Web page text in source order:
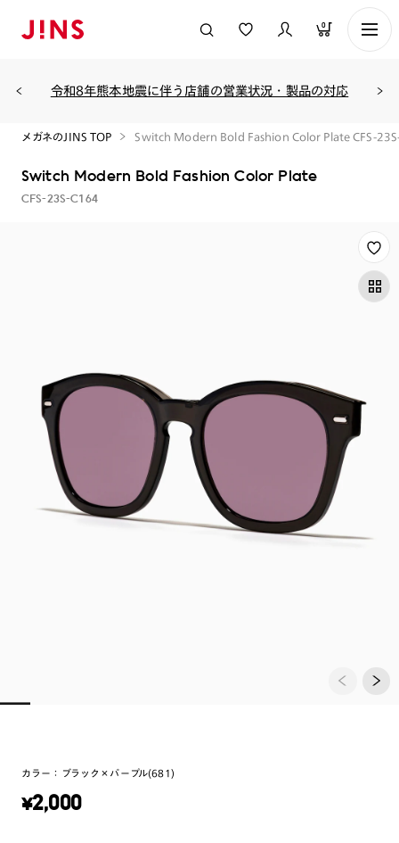
0
令和8年熊本地震に伴う店舗の営業状況・製品の対応
メガネのJINS TOP Switch Modern Bold Fashion Color Plate CFS-
Switch Modern Bold Fashion Color Plate
CFS-23S-C164
カラー： ブラック×パープル(681)
¥2,000